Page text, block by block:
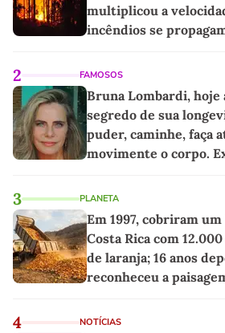
multiplicou a
incêndios se
2 FAMOSOS
Bruna Lombardi, hoje
segredo de sua
puder, caminhe, faça
movimente o corpo.
3 PLANETA
Em 1997, cobriram
Costa Rica com
de laranja; 16 anos
reconheceu a
4 NOTÍCIAS